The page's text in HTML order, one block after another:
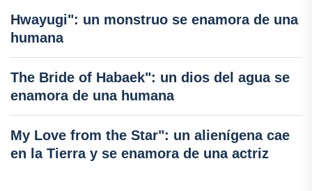
Hwayugi": un monstruo se enamora de una
humana
The Bride of Habaek": un dios del agua se
enamora de una humana
My Love from the Star": un alienígena cae
en la Tierra y se enamora de una actriz